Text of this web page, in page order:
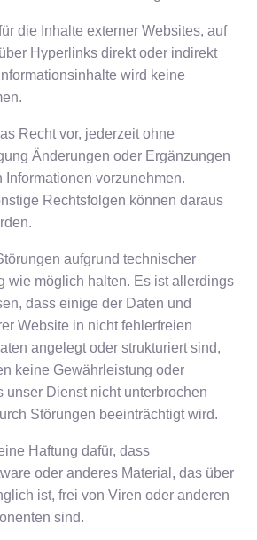
die Inhalte externer Websites, auf
Hyperlinks direkt oder indirekt
wird keine
Recht vor, jederzeit ohne
Änderungen oder Ergänzungen
Informationen vorzunehmen.
Rechtsfolgen können daraus
aufgrund technischer
wie möglich halten. Es ist allerdings
dass einige der Daten und
Website in nicht fehlerfreien
angelegt oder strukturiert sind,
keine Gewährleistung oder
unser Dienst nicht unterbrochen
Störungen beeinträchtigt wird.
Haftung dafür, dass
oder anderes Material, das über
ist, frei von Viren oder anderen
sind.